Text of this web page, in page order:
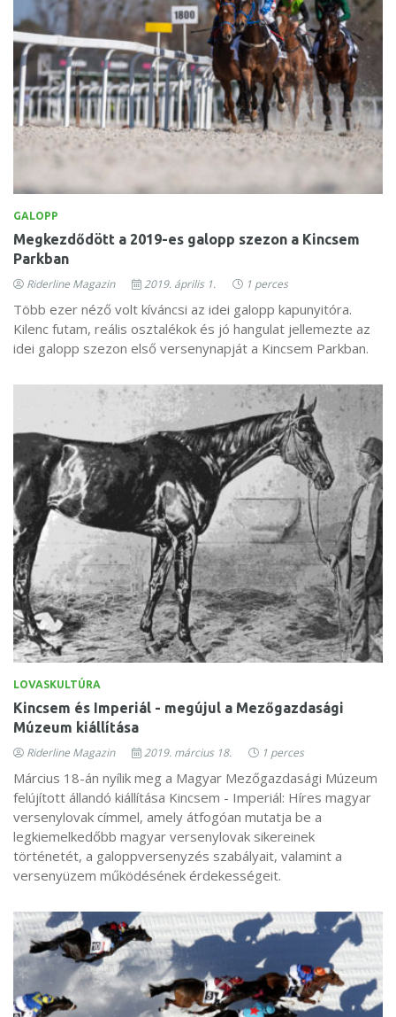
GALOPP
Megkezdődött a 2019-es galopp szezon a Kincsem
Parkban
Riderline Magazin 2019. április 1. 1 perces
Több ezer néző volt kíváncsi az idei galopp kapunyitóra.
Kilenc futam, reális osztalékok és jó hangulat jellemezte az
idei galopp szezon első versenynapját a Kincsem Parkban.
LOVASKULTÚRA
Kincsem és Imperiál - megújul a Mezőgazdasági
Múzeum kiállítása
Riderline Magazin 2019. március 18. 1 perces
Március 18-án nyílik meg a Magyar Mezőgazdasági Múzeum
felújított állandó kiállítása Kincsem - Imperiál: Híres magyar
versenylovak címmel, amely átfogóan mutatja be a
legkiemelkedőbb magyar versenylovak sikereinek
történetét, a galoppversenyzés szabályait, valamint a
versenyüzem működésének érdekességeit.